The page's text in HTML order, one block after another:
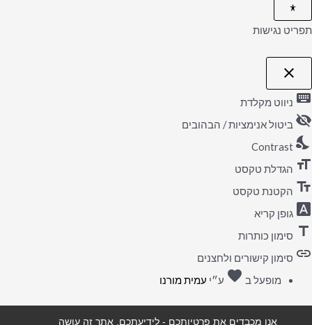
תפריט נגישות
close
פתיחה
של
הנגישות
keyboard ניווט מקלדת
visibility_off ביטול אנימציות / הבהובים
nights_stay
Contrast
format_size הגדלת טקסט
text_fields הקטנת טקסט
font_download גופן קריא
title סימון כותרות
link סימון קישורים ולחצנים
מופעל ב favorite אהבה
ע״י עמית מורנו
אנו מכבדים את פרטיותכם - לידיעתכם, אתר זה עושה